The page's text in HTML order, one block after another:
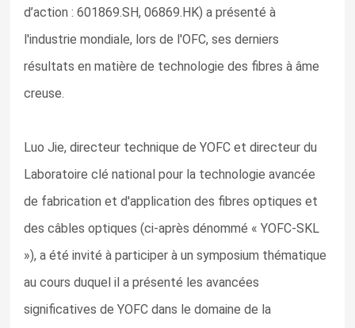
d’action : 601869.SH, 06869.HK) a présenté à
l'industrie mondiale, lors de l'OFC, ses derniers
résultats en matière de technologie des fibres à âme
creuse.
Luo Jie, directeur technique de YOFC et directeur du
Laboratoire clé national pour la technologie avancée
de fabrication et d'application des fibres optiques et
des câbles optiques (ci-après dénommé « YOFC-SKL
»), a été invité à participer à un symposium thématique
au cours duquel il a présenté les avancées
significatives de YOFC dans le domaine de la